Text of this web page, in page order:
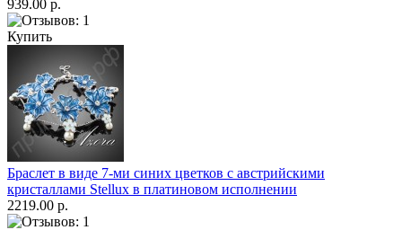
939.00 р.
Купить
Браслет в виде 7-ми синих цветков с австрийскими
кристаллами Stellux в платиновом исполнении
2219.00 р.